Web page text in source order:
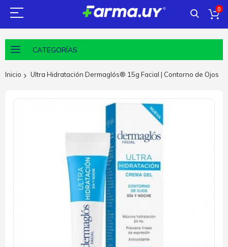
0
CATEGORÍAS
Inicio Ultra Hidratación Dermaglós® 15g Facial | Contorno de Ojos